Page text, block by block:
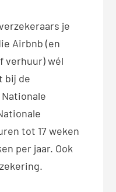
je
Airbnb (en
verhuur) wél
bij de
tot 17 weken
per jaar. Ook